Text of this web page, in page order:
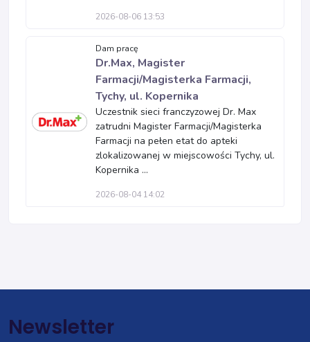
2026-08-06 13:53
Dam pracę
Dr.Max, Magister
Farmacji/Magisterka Farmacji,
Tychy, ul. Kopernika
Uczestnik sieci franczyzowej Dr. Max
zatrudni Magister Farmacji/Magisterka
Farmacji na pełen etat do apteki
zlokalizowanej w miejscowości Tychy, ul.
Kopernika ...
2026-08-04 14:02
Newsletter